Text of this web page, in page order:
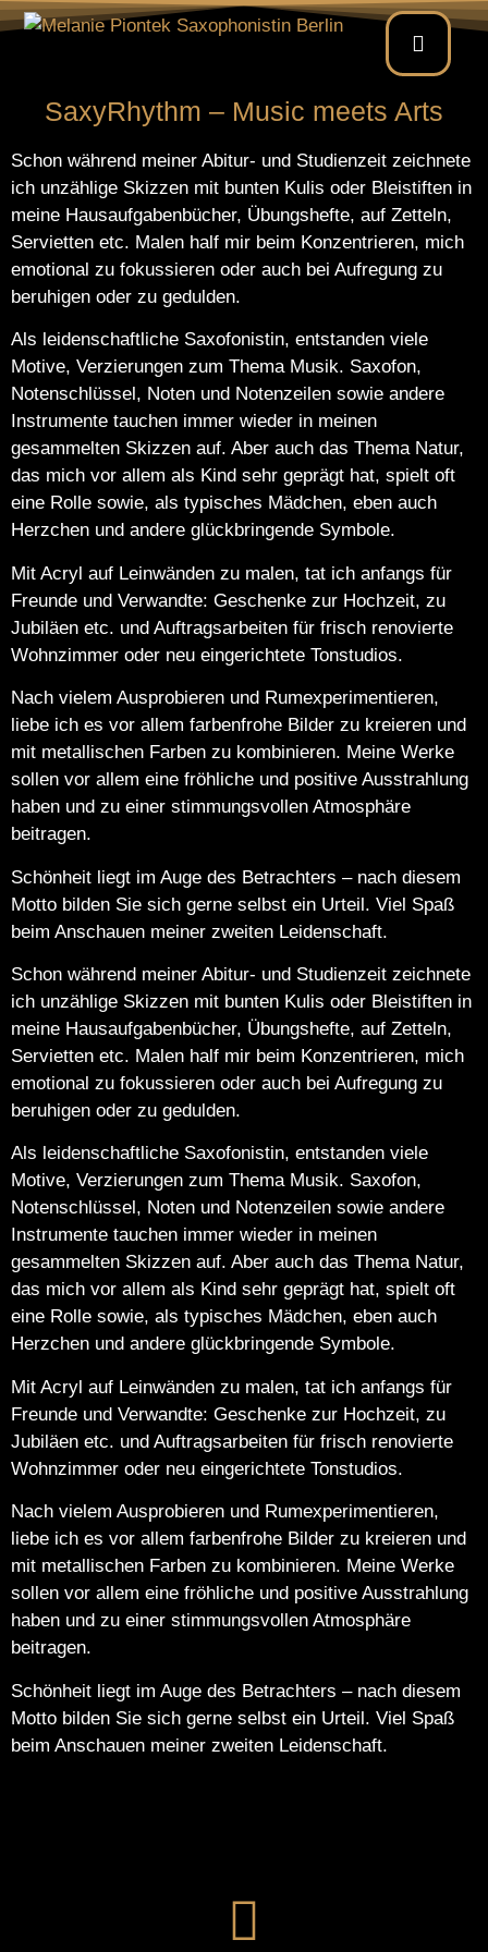
SaxyRhythm – Music meets Arts
Schon während meiner Abitur- und Studienzeit zeichnete
ich unzählige Skizzen mit bunten Kulis oder Bleistiften in
meine Hausaufgabenbücher, Übungshefte, auf Zetteln,
Servietten etc. Malen half mir beim Konzentrieren, mich
emotional zu fokussieren oder auch bei Aufregung zu
beruhigen oder zu gedulden.
Als leidenschaftliche Saxofonistin, entstanden viele
Motive, Verzierungen zum Thema Musik. Saxofon,
Notenschlüssel, Noten und Notenzeilen sowie andere
Instrumente tauchen immer wieder in meinen
gesammelten Skizzen auf. Aber auch das Thema Natur,
das mich vor allem als Kind sehr geprägt hat, spielt oft
eine Rolle sowie, als typisches Mädchen, eben auch
Herzchen und andere glückbringende Symbole.
Mit Acryl auf Leinwänden zu malen, tat ich anfangs für
Freunde und Verwandte: Geschenke zur Hochzeit, zu
Jubiläen etc. und Auftragsarbeiten für frisch renovierte
Wohnzimmer oder neu eingerichtete Tonstudios.
Nach vielem Ausprobieren und Rumexperimentieren,
liebe ich es vor allem farbenfrohe Bilder zu kreieren und
mit metallischen Farben zu kombinieren. Meine Werke
sollen vor allem eine fröhliche und positive Ausstrahlung
haben und zu einer stimmungsvollen Atmosphäre
beitragen.
Schönheit liegt im Auge des Betrachters – nach diesem
Motto bilden Sie sich gerne selbst ein Urteil. Viel Spaß
beim Anschauen meiner zweiten Leidenschaft.
Schon während meiner Abitur- und Studienzeit zeichnete
ich unzählige Skizzen mit bunten Kulis oder Bleistiften in
meine Hausaufgabenbücher, Übungshefte, auf Zetteln,
Servietten etc. Malen half mir beim Konzentrieren, mich
emotional zu fokussieren oder auch bei Aufregung zu
beruhigen oder zu gedulden.
Als leidenschaftliche Saxofonistin, entstanden viele
Motive, Verzierungen zum Thema Musik. Saxofon,
Notenschlüssel, Noten und Notenzeilen sowie andere
Instrumente tauchen immer wieder in meinen
gesammelten Skizzen auf. Aber auch das Thema Natur,
das mich vor allem als Kind sehr geprägt hat, spielt oft
eine Rolle sowie, als typisches Mädchen, eben auch
Herzchen und andere glückbringende Symbole.
Mit Acryl auf Leinwänden zu malen, tat ich anfangs für
Freunde und Verwandte: Geschenke zur Hochzeit, zu
Jubiläen etc. und Auftragsarbeiten für frisch renovierte
Wohnzimmer oder neu eingerichtete Tonstudios.
Nach vielem Ausprobieren und Rumexperimentieren,
liebe ich es vor allem farbenfrohe Bilder zu kreieren und
mit metallischen Farben zu kombinieren. Meine Werke
sollen vor allem eine fröhliche und positive Ausstrahlung
haben und zu einer stimmungsvollen Atmosphäre
beitragen.
Schönheit liegt im Auge des Betrachters – nach diesem
Motto bilden Sie sich gerne selbst ein Urteil. Viel Spaß
beim Anschauen meiner zweiten Leidenschaft.